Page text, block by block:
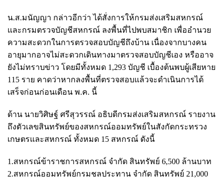
น.ส.มนัญญา กล่าวอีกว่า ได้สั่งการให้กรมส่งเสริมสหกรณ์
และกรมตรวจบัญชีสหกรณ์ ลงพื้นที่ไปพบสมาชิก เพื่ออำนวย
ความสะดวกในการตรวจสอบบัญชีถึงบ้าน เนื่องจากบางคน
อายุมากอาจไม่สะดวกเดินทางมาตรวจสอบบัญชีเอง หรืออาจ
ยังไม่ทราบข่าว โดยมีทั้งหมด 1,293 บัญชี เบื้องต้นพบผู้เสียหาย
115 ราย คาดว่าหากลงพื้นที่ตรวจสอบแล้วจะดำเนินการได้
เสร็จก่อนก่อนเดือน พ.ค. นี้
ด้าน นายวิศิษฐ์ ศรีสุวรรณ์ อธิบดีกรมส่งเสริมสหกรณ์ รายงาน
ถึงตัวเลขสินทรัพย์ของสหกรณ์ออมทรัพย์ในสังกัดกระทรวง
เกษตรและสหกรณ์ ทั้งหมด 15 สหกรณ์ ดังนี้
1.สหกรณ์ข้าราชการสหกรณ์ จำกัด สินทรัพย์ 6,500 ล้านบาท
2.สหกรณ์ออมทรัพย์กรมชลประทาน จำกัด สินทรัพย์ 21,000